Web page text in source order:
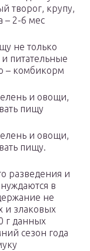
творог, крупу,
– 2-6 мес
не только
питательные
– комбикорм
и овощи,
пищу
и овощи,
пищу.
разведения и
в
не
и злаковых
г данных
сезон года